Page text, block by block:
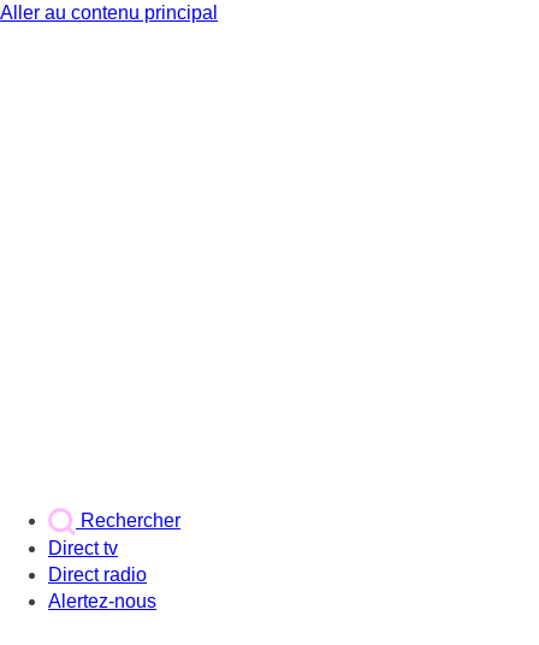
Aller au contenu principal
Rechercher
Direct tv
Direct radio
Alertez-nous